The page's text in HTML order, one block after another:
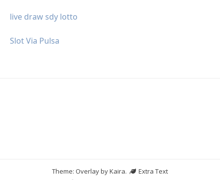
live draw sdy lotto
Slot Via Pulsa
Theme: Overlay byKaira.
Extra Text